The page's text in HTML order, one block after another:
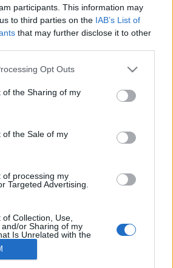
participants. This information may
to third parties on the IAB’s List of
that may further disclose it to other
app uses one or more Google
or usage behaviour. You may click to
to Google and its third-party tags to
specified purposes in below Google
Opt Outs
of the Sharing of my
of the Sale of my
of processing my
Targeted Advertising.
Collection, Use,
or Sharing of my
Is Unrelated with the
it was collected.
#cukorbetegség
#vérnyomás#stroke#rákbetegség
#ekcéma#herpesz